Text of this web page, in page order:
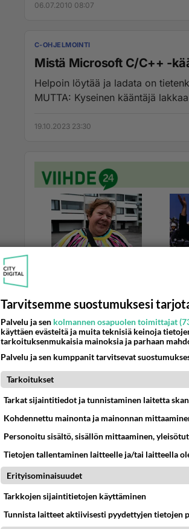
06.07.2010 08:07
C-OHJELMOINTI
Mistä Microsoft C/C++ -
Helpoin löytää ja ladata on
MUTTA: Kyseinen kääntäjä
19.10.2023 23:30
mikä on NULL?
oon koodaillu muutaman vuoden
monta kertaa oon törmännyt
Tarvitsemme suostumuksesi
Palvelu ja sen kolmannen osapuolen toimittajat
käyttäen evästeitä ja muita teknisiä keinoja
tarkoituksenmukaisia mainoksia ja parhaan
Palvelu ja sen kumppanit tarvitsevat
Tarkoitukset
Tarkat sijaintitiedot ja tunnistaminen laitetta
Kohdennettu mainonta ja mainonnan
Personoitu sisältö, sisällön mittaaminen,
Tietojen tallentaminen laitteelle ja/tai laitteella
Erityisominaisuudet
Tarkkojen sijaintitietojen käyttäminen
Tunnista laitteet aktiivisesti pyydettyjen tietojen